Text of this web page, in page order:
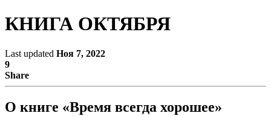
КНИГА ОКТЯБРЯ
Last updated Ноя 7, 2022
9
Share
О книге «Время всегда хорошее»